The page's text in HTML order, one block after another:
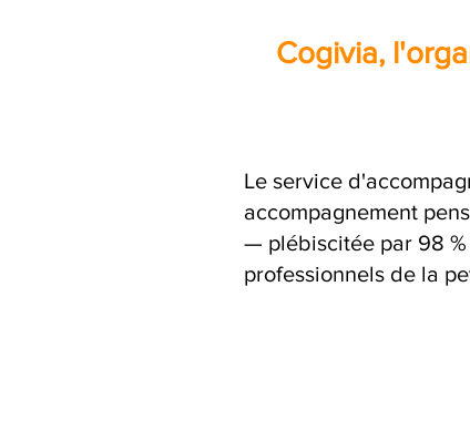
Cogivia,
Le service
accompagnement
— plébiscitée par 98 %
professionnels de la